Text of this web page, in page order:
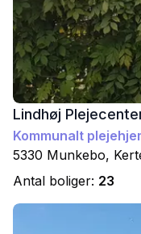
Lindhøj
Kommunalt
5330 Munkebo,
Antal boliger: 23